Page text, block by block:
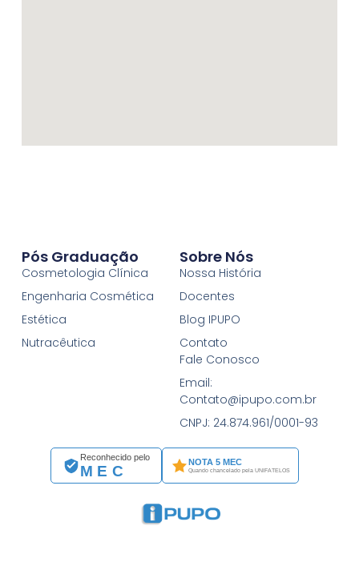
Reconhecido pelo
MEC
NOTA 5 MEC
Quando chancelado pela UNIFATELOS
Pós Graduação
Cosmetologia Clínica
Engenharia Cosmética
Estética
Nutracêutica
Sobre Nós
Nossa História
Docentes
Blog IPUPO
Contato
Fale Conosco
Email:
Contato@ipupo.com.br
CNPJ: 24.874.961/0001-93